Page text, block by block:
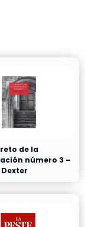
de la
número 3 –